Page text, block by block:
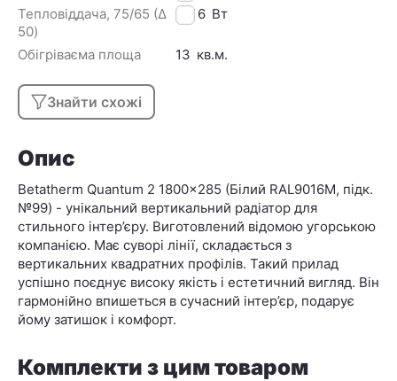
Тепловіддача, 75/65 (Δ
50)
1026 Вт
Обігріваєма площа 13 кв.м.
Знайти схожі
Опис
Betatherm Quantum 2 1800x285 (Білий RAL9016М, підк.
№99) - унікальний вертикальний радіатор для
стильного інтер’єру. Виготовлений відомою угорською
компанією. Має суворі лінії, складається з
вертикальних квадратних профілів. Такий прилад
успішно поєднує високу якість і естетичний вигляд. Він
гармонійно впишеться в сучасний інтер’єр, подарує
йому затишок і комфорт.
Комплекти з цим товаром